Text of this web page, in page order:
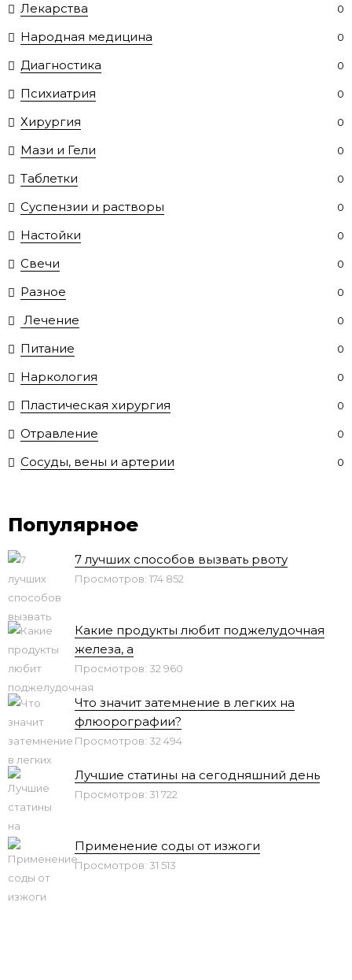
Лекарства 0
Народная медицина 0
Диагностика 0
Психиатрия 0
Хирургия 0
Мази и Гели 0
Таблетки 0
Суспензии и растворы 0
Настойки 0
Свечи 0
Разное 0
Лечение 0
Питание 0
Наркология 0
Пластическая хирургия 0
Отравление 0
Сосуды, вены и артерии 0
Популярное
7 лучших способов вызвать рвоту
Просмотров: 174 852
Какие продукты любит поджелудочная
железа, а
Просмотров: 32 960
Что значит затемнение в легких на
флюорографии?
Просмотров: 32 494
Лучшие статины на сегодняшний день
Просмотров: 31 722
Применение соды от изжоги
Просмотров: 31 513